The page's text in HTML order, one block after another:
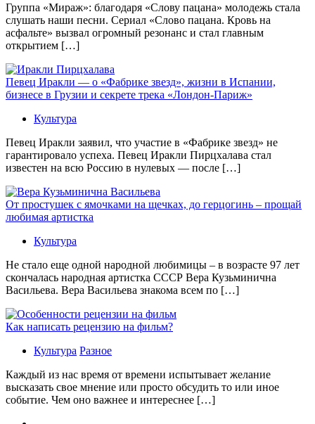
Группа «Мираж»: благодаря «Слову пацана» молодежь стала
слушать наши песни. Сериал «Слово пацана. Кровь на
асфальте» вызвал огромный резонанс и стал главным
открытием […]
Певец Иракли — о «Фабрике звезд», жизни в Испании,
бизнесе в Грузии и секрете трека «Лондон-Париж»
Культура
Певец Иракли заявил, что участие в «Фабрике звезд» не
гарантировало успеха. Певец Иракли Пирцхалава стал
известен на всю Россию в нулевых — после […]
От простушек с ямочками на щечках, до герцогинь – прощай
любимая артистка
Культура
Не стало еще одной народной любимицы – в возрасте 97 лет
скончалась народная артистка СССР Вера Кузьминична
Васильева. Вера Васильева знакома всем по […]
Как написать рецензию на фильм?
Культура Разное
Каждый из нас время от времени испытывает желание
высказать свое мнение или просто обсудить то или иное
событие. Чем оно важнее и интереснее […]